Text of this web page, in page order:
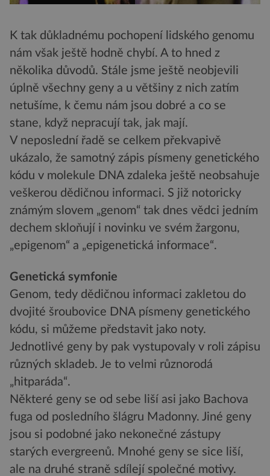
K tak důkladnému pochopení lidského genomu
nám však ještě hodně chybí. A to hned z
několika důvodů. Stále jsme ještě neobjevili
úplně všechny geny a u většiny z nich zatím
netušíme, k čemu nám jsou dobré a co se
stane, když nepracují tak, jak mají.
V neposlední řadě se celkem překvapivě
ukázalo, že samotný zápis písmeny genetického
kódu v molekule DNA zdaleka ještě neobsahuje
veškerou dědičnou informaci. S již notoricky
známým slovem „genom“ tak dnes vědci jedním
dechem skloňují i novinku ve svém žargonu,
„epigenom“ a „epigenetická informace“.
Genetická symfonie
Genom, tedy dědičnou informaci zakletou do
dvojité šroubovice DNA písmeny genetického
kódu, si můžeme představit jako noty.
Jednotlivé geny by pak vystupovaly v roli zápisu
různých skladeb. Je to velmi různorodá
„hitparáda“.
Některé geny se od sebe liší asi jako Bachova
fuga od posledního šlágru Madonny. Jiné geny
jsou si podobné jako nekonečné zástupy
starých evergreenů. Mnohé geny se sice liší,
ale na druhé straně sdílejí společné motivy.